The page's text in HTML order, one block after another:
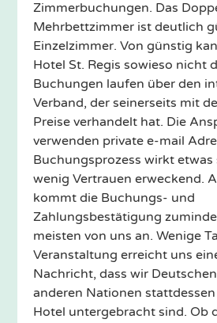
Zimmerbuchungen. Das
Mehrbettzimmer ist deutlich
Einzelzimmer. Von günstig
Hotel St. Regis sowieso nicht
Buchungen laufen über den
Verband, der seinerseits mit
Preise verhandelt hat. Die
verwenden private e-mail
Buchungsprozess wirkt
wenig Vertrauen erweckend.
kommt die Buchungs- und
Zahlungsbestätigung
meisten von uns an. Wenige
Veranstaltung erreicht uns
Nachricht, dass wir
anderen Nationen
Hotel untergebracht sind. Ob